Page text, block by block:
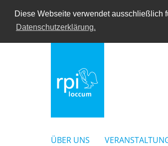
Diese Webseite verwendet ausschließlich
Datenschutzerklärung.
ÜBER UNS